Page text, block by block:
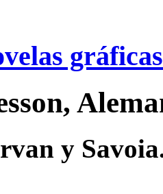
gráficas
y